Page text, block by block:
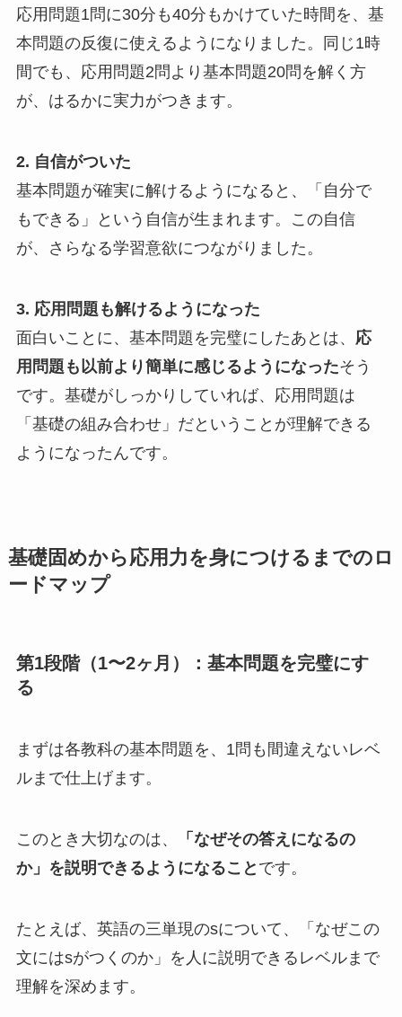
応用問題1問に30分も40分もかけていた時間を、基
本問題の反復に使えるようになりました。同じ1時
間でも、応用問題2問より基本問題20問を解く方
が、はるかに実力がつきます。
2. 自信がついた
基本問題が確実に解けるようになると、「自分で
もできる」という自信が生まれます。この自信
が、さらなる学習意欲につながりました。
3. 応用問題も解けるようになった
面白いことに、基本問題を完璧にしたあとは、 応
用問題も以前より簡単に感じるようになったそう
です。基礎がしっかりしていれば、応用問題は
「基礎の組み合わせ」だということが理解できる
ようになったんです。
基礎固めから応用力を身につけるまでのロ
ードマップ
第1段階（1〜2ヶ月）：基本問題を完璧にす
る
まずは各教科の基本問題を、1問も間違えないレベ
ルまで仕上げます。
このとき大切なのは、
「なぜその答えになるの
か」を説明できるようになること です。
たとえば、英語の三単現のsについて、「なぜこの
文にはsがつくのか」を人に説明できるレベルまで
理解を深めます。